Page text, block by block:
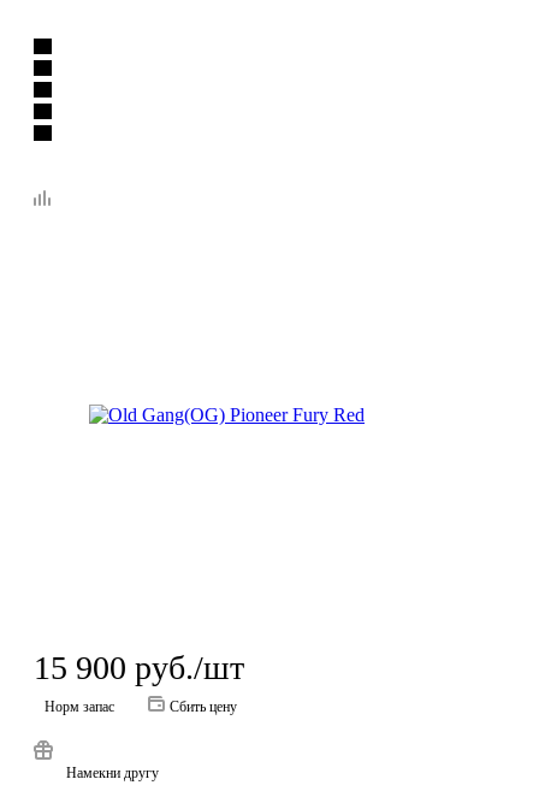
15 900 руб./шт
Норм запас Сбить цену
Намекни другу